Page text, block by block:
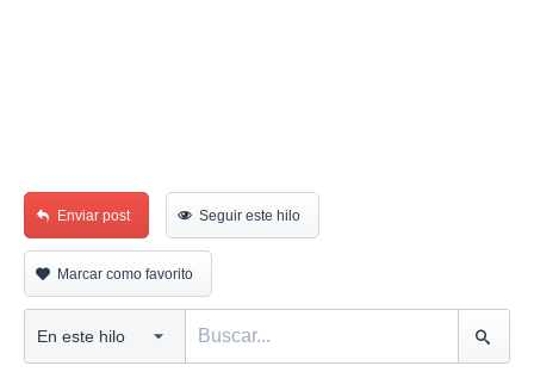
Enviar post Seguir este hilo
Marcar como favorito